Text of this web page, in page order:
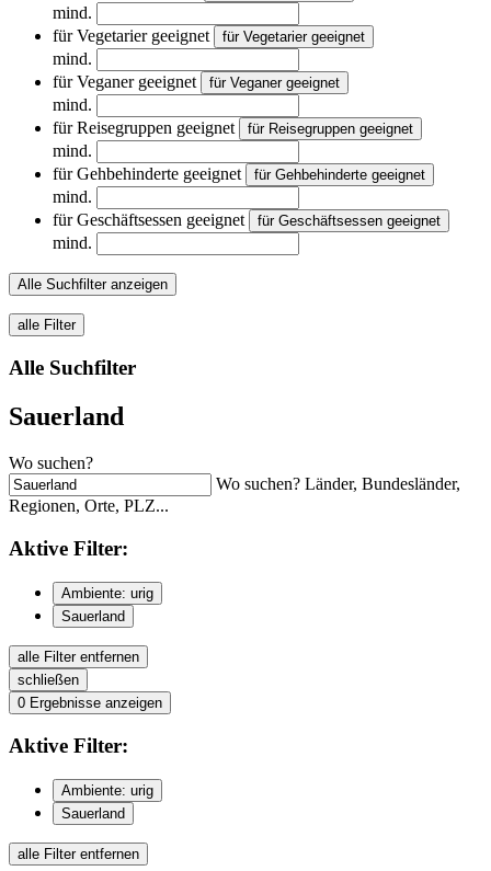
mind.
für Vegetarier geeignet
für Vegetarier geeignet
mind.
für Veganer geeignet
für Veganer geeignet
mind.
für Reisegruppen geeignet
für Reisegruppen geeignet
mind.
für Gehbehinderte geeignet
für Gehbehinderte geeignet
mind.
für Geschäftsessen geeignet
für Geschäftsessen geeignet
mind.
Alle Suchfilter anzeigen
alle Filter
Alle Suchfilter
Sauerland
Wo suchen?
Wo suchen? Länder, Bundesländer,
Regionen, Orte, PLZ...
Aktive Filter:
Ambiente: urig
Sauerland
alle Filter entfernen
schließen
0 Ergebnisse anzeigen
Aktive Filter:
Ambiente: urig
Sauerland
alle Filter entfernen